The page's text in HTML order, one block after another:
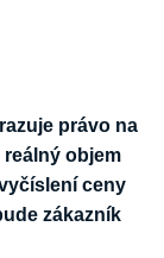
právo na
objem
ceny
zákazník